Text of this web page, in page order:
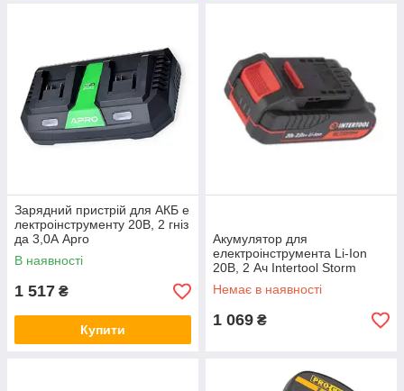
Зарядний пристрій для АКБ е
лектроінструменту 20В, 2 гніз
да 3,0А Apro
В наявності
1 517 ₴
Купити
Акумулятор для
електроінструмента Li-Ion
20В, 2 Ач Intertool Storm
Немає в наявності
1 069 ₴